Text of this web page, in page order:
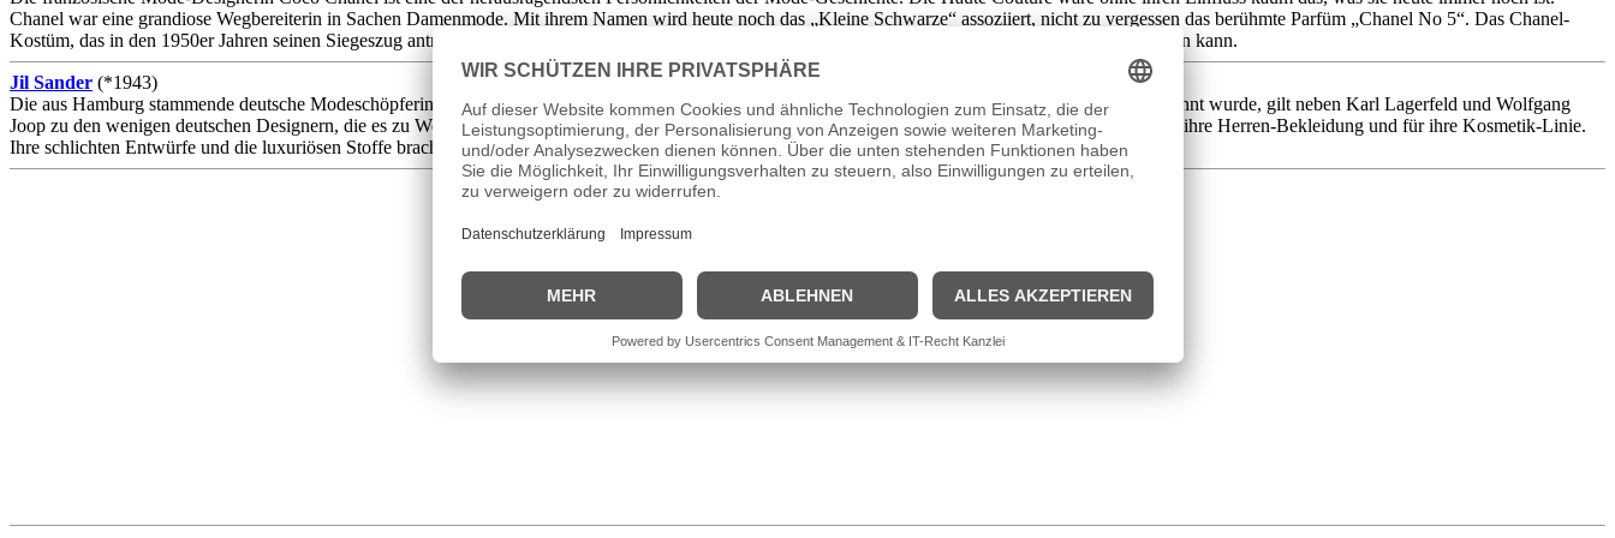
Chanel war eine grandiose Wegbereiterin in Sachen Damenmode. Mit ihrem Namen wird heute noch das „Kleine Schwarze“ assoziiert, nicht zu vergessen das berühmte Parfüm „Chanel No 5“. Das Chanel-
Kostüm, das in den 1950er Jahren seinen Siegeszug antrat, wurde weltberühmt und gilt immer noch als Klassiker, mit dem keine Frau falsch angezogen sein kann.
Jil Sander (*1943)
Die aus Hamburg stammende deutsche Modeschöpferin Jil Sander, die spätestens seit den 1980er Jahren für ihre klare und zeitlose Linie international bekannt wurde, gilt neben Karl Lagerfeld und Wolfgang
Joop zu den wenigen deutschen Designern, die es zu Weltruhm brachten. Berühmt wurde Jil Sander nicht nur für ihre elegante Damenmode, sondern auch ihre Herren-Bekleidung und für ihre Kosmetik-Linie.
Ihre schlichten Entwürfe und die luxuriösen Stoffe brachten ihr den Beinamen „Queen of less“ oder „Kaschmir-Queen“ ein.